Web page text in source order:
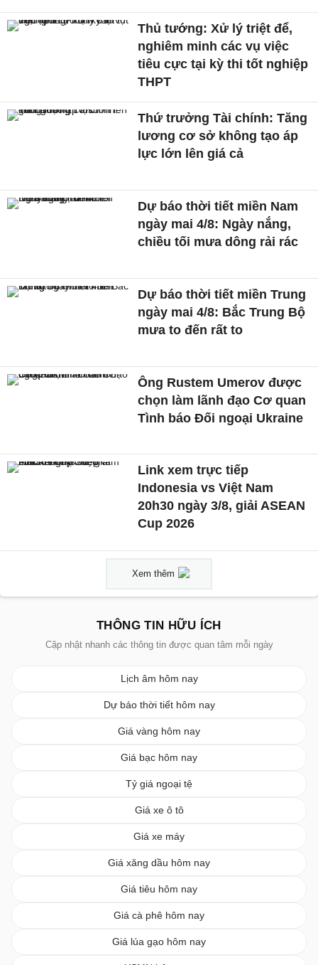
Thủ tướng: Xử lý triệt để,
nghiêm minh các vụ việc
tiêu cực tại kỳ thi tốt nghiệp
THPT
Thứ trưởng Tài chính: Tăng
lương cơ sở không tạo áp
lực lớn lên giá cả
Dự báo thời tiết miền Nam
ngày mai 4/8: Ngày nắng,
chiều tối mưa dông rải rác
Dự báo thời tiết miền Trung
ngày mai 4/8: Bắc Trung Bộ
mưa to đến rất to
Ông Rustem Umerov được
chọn làm lãnh đạo Cơ quan
Tình báo Đối ngoại Ukraine
Link xem trực tiếp
Indonesia vs Việt Nam
20h30 ngày 3/8, giải ASEAN
Cup 2026
Xem thêm
THÔNG TIN HỮU ÍCH
Cập nhật nhanh các thông tin được quan tâm mỗi ngày
Lịch âm hôm nay
Dự báo thời tiết hôm nay
Giá vàng hôm nay
Giá bạc hôm nay
Tỷ giá ngoại tệ
Giá xe ô tô
Giá xe máy
Giá xăng dầu hôm nay
Giá tiêu hôm nay
Giá cà phê hôm nay
Giá lúa gạo hôm nay